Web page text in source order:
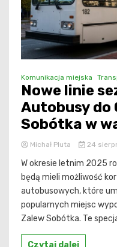
Komunikacja miejska
Nowe linie
Autobusy do
Sobótka w
Michał Pluta 24
W okresie letnim 2025
będą mieli możliwość
autobusowych, które
popularnych miejsc
Zalew Sobótka. Te